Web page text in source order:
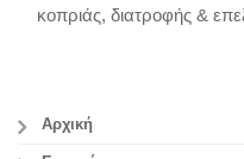
κοπριάς, διατροφής &
Αρχική